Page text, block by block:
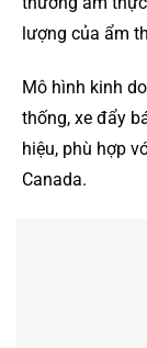
lượng của ẩm
Mô hình kinh
thống, xe đẩy
hiệu, phù hợp
Canada.